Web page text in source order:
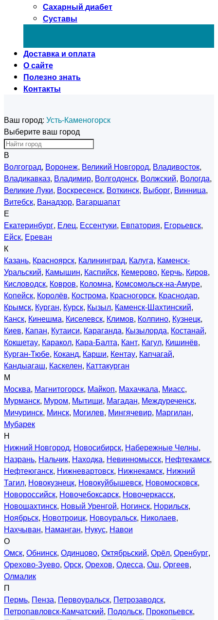
Сахарный диабет
Суставы
Доставка и оплата
О сайте
Полезно знать
Контакты
Ваш город: Усть-Каменогорск
Выберите ваш город
В
Волгоград, Воронеж, Великий Новгород, Владивосток,
Владикавказ, Владимир, Волгодонск, Волжский, Вологда,
Великие Луки, Воскресенск, Воткинск, Выборг, Винница,
Витебск, Ванадзор, Вагаршапат
Е
Екатеринбург, Елец, Ессентуки, Евпатория, Егорьевск,
Ейск, Ереван
К
Казань, Красноярск, Калининград, Калуга, Каменск-
Уральский, Камышин, Каспийск, Кемерово, Керчь, Киров,
Кисловодск, Ковров, Коломна, Комсомольск-на-Амуре,
Копейск, Королёв, Кострома, Красногорск, Краснодар,
Крымск, Курган, Курск, Кызыл, Каменск-Шахтинский,
Канск, Кинешма, Киселевск, Климов, Колпино, Кузнецк,
Киев, Капан, Кутаиси, Караганда, Кызылорда, Костанай,
Кокшетау, Каракол, Кара-Балта, Кант, Кагул, Кишинёв,
Курган-Тюбе, Коканд, Карши, Кентау, Капчагай,
Кандыагаш, Каскелен, Каттакурган
М
Москва, Магнитогорск, Майкоп, Махачкала, Миасс,
Мурманск, Муром, Мытищи, Магадан, Междуреченск,
Мичуринск, Минск, Могилев, Мингячевир, Маргилан,
Мубарек
Н
Нижний Новгород, Новосибирск, Набережные Челны,
Назрань, Нальчик, Находка, Невинномысск, Нефтекамск,
Нефтеюганск, Нижневартовск, Нижнекамск, Нижний
Тагил, Новокузнецк, Новокуйбышевск, Новомосковск,
Новороссийск, Новочебоксарск, Новочеркасск,
Новошахтинск, Новый Уренгой, Ногинск, Норильск,
Ноябрьск, Новотроицк, Новоуральск, Николаев,
Нахчыван, Наманган, Нукус, Навои
О
Омск, Обнинск, Одинцово, Октябрьский, Орёл, Оренбург,
Орехово-Зуево, Орск, Орехов, Одесса, Ош, Оргеев,
Олмалик
П
Пермь, Пенза, Первоуральск, Петрозаводск,
Петропавловск-Камчатский, Подольск, Прокопьевск,